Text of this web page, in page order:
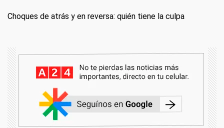
Choques de atrás y en reversa: quién tiene la culpa